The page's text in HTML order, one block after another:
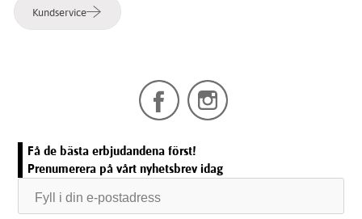
Kundservice
Få de bästa erbjudandena först!
Prenumerera på vårt nyhetsbrev idag